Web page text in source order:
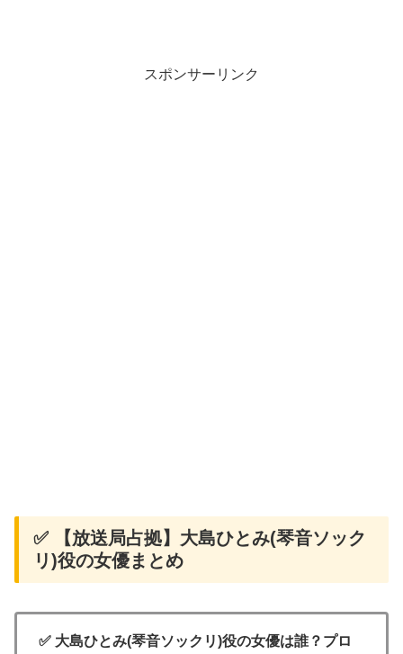
スポンサーリンク
✅ 【放送局占拠】大島ひとみ(琴音ソック
リ)役の女優まとめ
✅ 大島ひとみ(琴音ソックリ)役の女優は誰？プロ